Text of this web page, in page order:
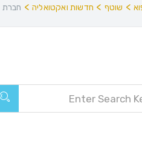
> שוטף > חדשות ואקטואליה > חברת